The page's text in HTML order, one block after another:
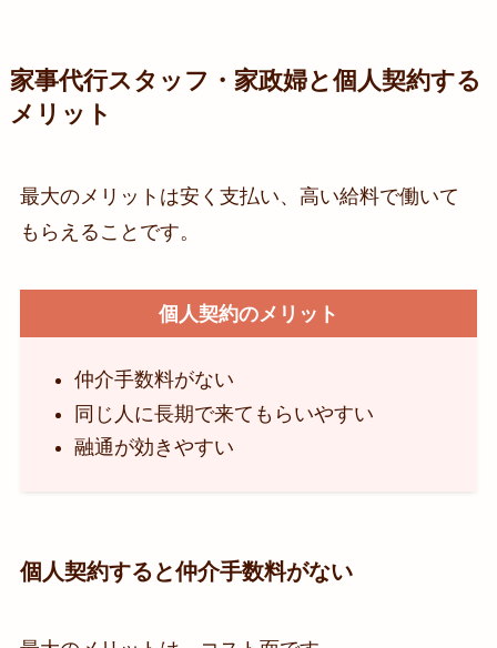
家事代行スタッフ・家政婦と個人契約する
メリット
最大のメリットは安く支払い、高い給料で働いて
もらえることです。
個人契約のメリット
仲介手数料がない
同じ人に長期で来てもらいやすい
融通が効きやすい
個人契約すると仲介手数料がない